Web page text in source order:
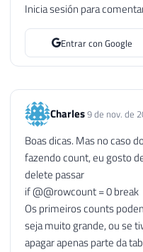
Inicia sesión para
Entrar con Google
Charles9 de nov. de
Boas dicas. Mas no caso
fazendo count, eu gosto
delete passar
if @@rowcount = 0 break
Os primeiros counts
seja muito grande, ou se
apagar apenas parte da